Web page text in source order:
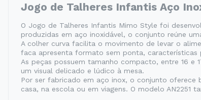
Jogo de Talheres Infantis Aço
O Jogo de Talheres Infantis Mimo Style foi
produzidas em aço inoxidável, o conjunto reúne
A colher curva facilita o movimento de levar o
faca apresenta formato sem ponta,
As peças possuem tamanho compacto, entre 16 e
um visual delicado e lúdico à mesa.
Por ser fabricado em aço inox, o conjunto oferece
casa, na escola ou em viagens. O modelo